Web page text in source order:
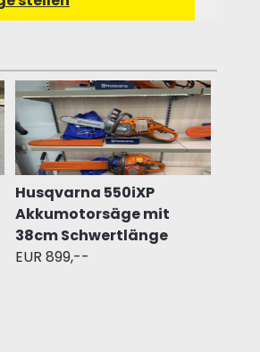
Husqvarna 550iXP
Akkumotorsäge mit
38cm Schwertlänge
EUR 899,--